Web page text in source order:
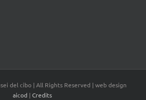
del cibo | All Rights Reserved | web design
aicod | Credits